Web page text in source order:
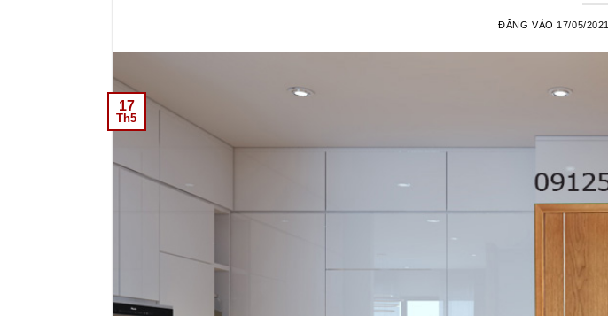
ĐĂNG VÀO 17/05/2021
17
Th5